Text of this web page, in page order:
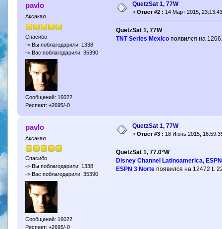
pavlo
Аксакал
Спасибо
-> Вы поблагодарили: 1338
-> Вас поблагодарили: 35390
Сообщений: 16022
Респект: +2695/-0
QuetzSat 1, 77W
« Ответ #2 : 14 Март 2015,
QuetzSat 1, 77W
TNT Series Mexico появился на
pavlo
Аксакал
Спасибо
-> Вы поблагодарили: 1338
-> Вас поблагодарили: 35390
Сообщений: 16022
Респект: +2695/-0
QuetzSat 1, 77W
« Ответ #3 : 18 Июнь 2015,
QuetzSat 1, 77.0°W
Disney Channel Latinoamerica,
ESPN 3 Norte появился на 12472 L